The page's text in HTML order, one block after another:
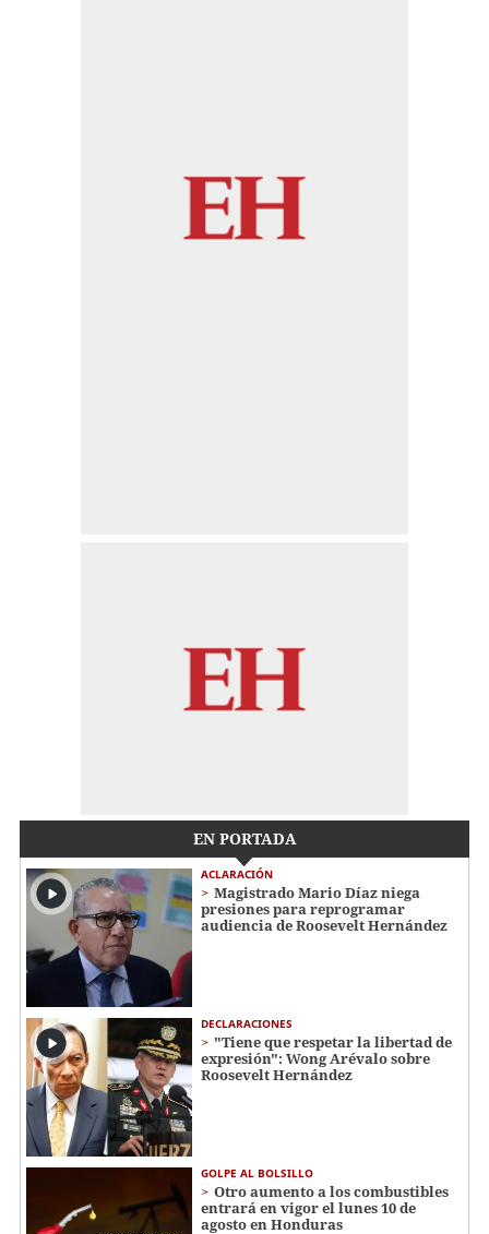
EN PORTADA
ACLARACIÓN
Magistrado Mario Díaz niega
presiones para reprogramar
audiencia de Roosevelt Hernández
DECLARACIONES
"Tiene que respetar la libertad de
expresión": Wong Arévalo sobre
Roosevelt Hernández
GOLPE AL BOLSILLO
Otro aumento a los combustibles
entrará en vigor el lunes 10 de
agosto en Honduras